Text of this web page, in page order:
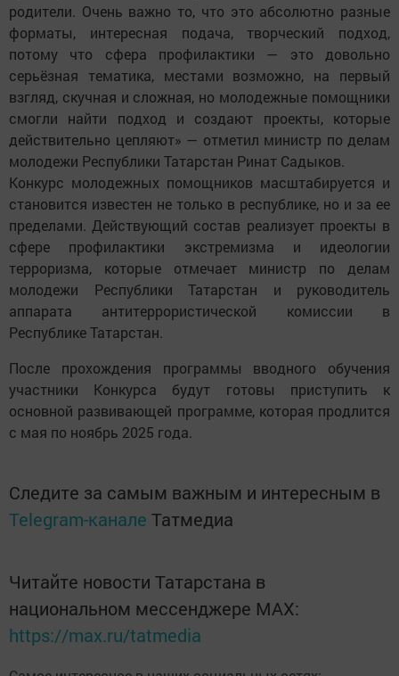
родители. Очень важно то, что это абсолютно разные
форматы, интересная подача, творческий подход,
потому что сфера профилактики — это довольно
серьёзная тематика, местами возможно, на первый
взгляд, скучная и сложная, но молодежные помощники
смогли найти подход и создают проекты, которые
действительно цепляют» — отметил министр по делам
молодежи Республики Татарстан Ринат Садыков.
Конкурс молодежных помощников масштабируется и
становится известен не только в республике, но и за ее
пределами. Действующий состав реализует проекты в
сфере профилактики экстремизма и идеологии
терроризма, которые отмечает министр по делам
молодежи Республики Татарстан и руководитель
аппарата антитеррористической комиссии в
Республике Татарстан.
После прохождения программы вводного обучения
участники Конкурса будут готовы приступить к
основной развивающей программе, которая продлится
с мая по ноябрь 2025 года.
Следите за самым важным и интересным в
Telegram-канале Татмедиа
Читайте новости Татарстана в
национальном мессенджере MАХ:
https://max.ru/tatmedia